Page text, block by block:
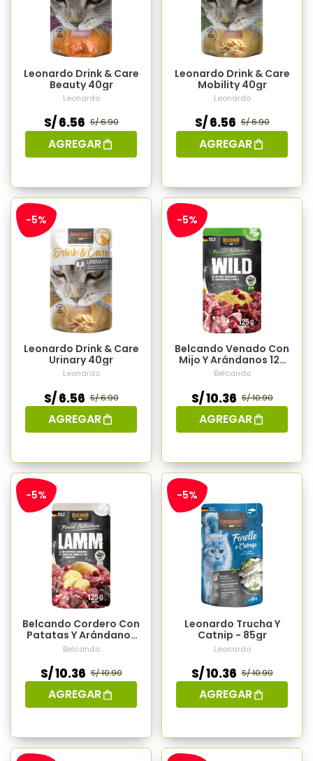
Leonardo Drink & Care
Beauty 40gr
Leonardo
S/ 6.90
S/ 6.56
AGREGAR
Leonardo Drink & Care
Mobility 40gr
Leonardo
S/ 6.90
S/ 6.56
AGREGAR
-5%
Leonardo Drink & Care
Urinary 40gr
Leonardo
S/ 6.90
S/ 6.56
AGREGAR
-5%
Belcando Venado Con
Mijo Y Arándanos 125
Gr
Belcando
S/ 10.90
S/ 10.36
AGREGAR
-5%
Belcando Cordero Con
Patatas Y Arándanos
125 Gr
Belcando
S/ 10.90
S/ 10.36
AGREGAR
-5%
Leonardo Trucha Y
Catnip - 85gr
Leonardo
S/ 10.90
S/ 10.36
AGREGAR